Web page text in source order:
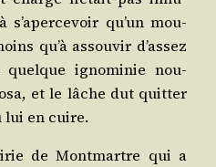
qu’un mou­
qu’à assou­vir d’as­sez
quelque igno­mi­nie nou­
et le lâche dut quit­ter
en cuire.
de Mont­martre qui a